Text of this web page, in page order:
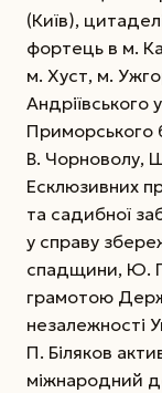
(Київ),
фортець в м.
м. Хуст, м.
Андріївського
Приморського
В. Чорноволу,
Есклюзивних
та садибної
у справу
спадщини, Ю.
грамотою
незалежності
П. Біляков
міжнародний